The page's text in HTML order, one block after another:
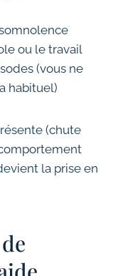
ou le travail
(vous ne
habituel)
(chute
la prise en